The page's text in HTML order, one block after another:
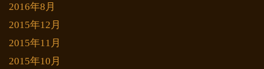
2016年8月
2015年12月
2015年11月
2015年10月